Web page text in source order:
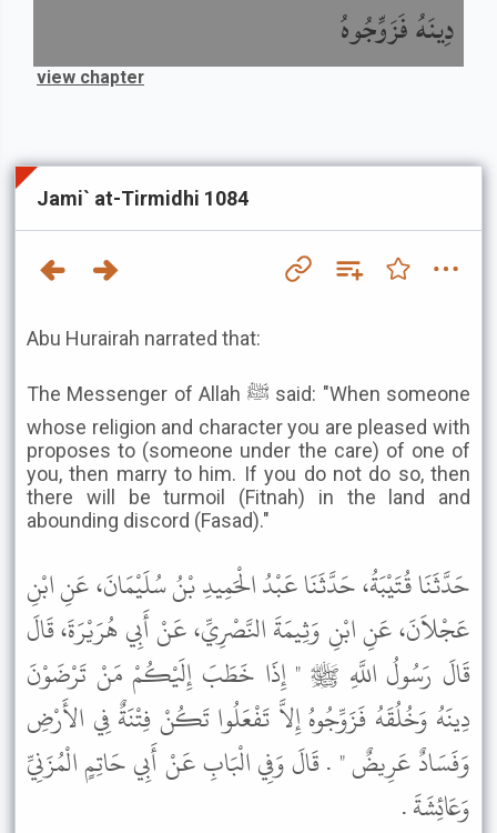
دِينَهُ فَزَوِّجُوهُ
view chapter
Jami` at-Tirmidhi 1084
Abu Hurairah narrated that:
The Messenger of Allah ﷺ said: "When someone
whose religion and character you are pleased with
proposes to (someone under the care) of one of
you, then marry to him. If you do not do so, then
there will be turmoil (Fitnah) in the land and
abounding discord (Fasad)."
حَدَّثَنَا قُتَيْبَةُ، حَدَّثَنَا عَبْدُ الْحَمِيدِ بْنُ سُلَيْمَانَ، عَنِ ابْنِ
عَجْلاَنَ، عَنِ ابْنِ وَثِيمَةَ النَّصْرِيِّ، عَنْ أَبِي هُرَيْرَةَ، قَالَ
قَالَ رَسُولُ اللَّهِ ﷺ " إِذَا خَطَبَ إِلَيْكُمْ مَنْ تَرْضَوْنَ
دِينَهُ وَخُلُقَهُ فَزَوِّجُوهُ إِلاَّ تَفْعَلُوا تَكُنْ فِتْنَةٌ فِي الأَرْضِ
وَفَسَادٌ عَرِيضٌ " . قَالَ وَفِي الْبَابِ عَنْ أَبِي حَاتِمٍ الْمُزَنِيِّ
وَعَائِشَةَ .